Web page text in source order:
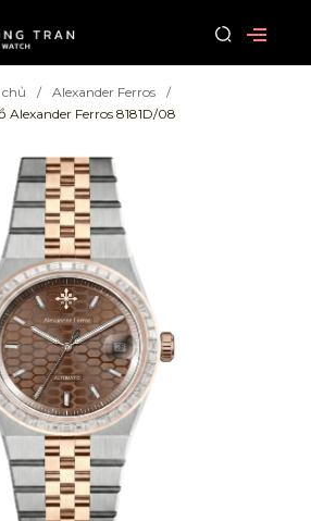
Alexander Ferros
Alexander Ferros 8181D/08